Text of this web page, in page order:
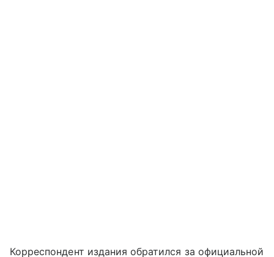
Корреспондент издания обратился за официальной